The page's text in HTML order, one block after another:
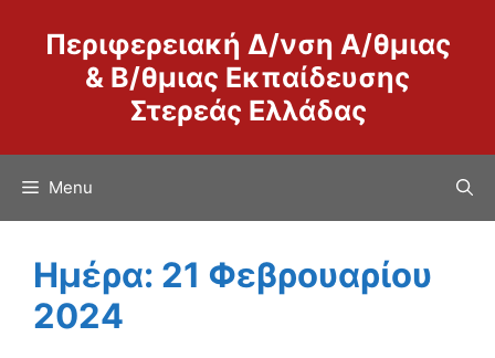
περιεχόμενο
Περιφερειακή Δ/νση Α/θμιας
& Β/θμιας Εκπαίδευσης
Στερεάς Ελλάδας
Menu
Ημέρα: 21 Φεβρουαρίου
2024